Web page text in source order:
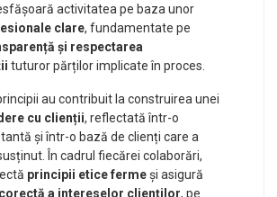
activitatea pe baza unor
clare, fundamentate pe
și respectarea
tuturor părților implicate în proces.
au contribuit la construirea unei
cu clienții, reflectată într-o
și într-o bază de clienți care a
În cadrul fiecărei colaborări,
principii etice fermeși asigură
a intereselor clienților, pe